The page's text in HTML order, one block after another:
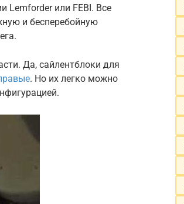
Lemforder или FEBI. Все
и бесперебойную
Да, сайлентблоки для
. Но их легко можно